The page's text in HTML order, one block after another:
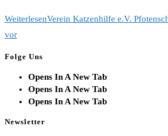
WeiterlesenVerein Katzenhilfe e.V.
vor
Folge Uns
Opens In A New Tab
Opens In A New Tab
Opens In A New Tab
Newsletter